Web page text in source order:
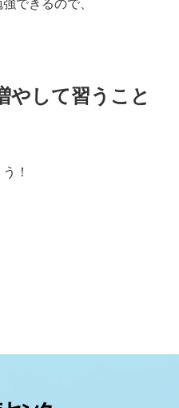
やして習うこと
！